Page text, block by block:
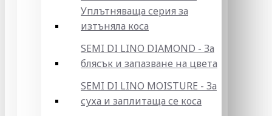
Уплътняваща серия за
изтъняла коса
SEMI DI LINO DIAMOND - За
блясък и запазване на цвета
SEMI DI LINO MOISTURE - За
суха и заплитаща се коса